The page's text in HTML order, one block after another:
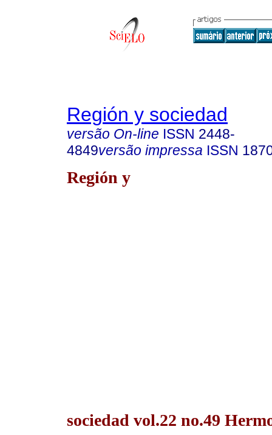
Región y sociedad
versão On-line ISSN 2448-
4849versão impressa ISSN
Región y
sociedad vol.22 no.49